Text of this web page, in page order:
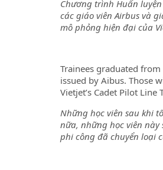
Chương trình Huấn
các giáo viên Airbus và
mô phỏng hiện đại của
Trainees graduated
issued by Aibus. Those
Vietjet’s Cadet Pilot
Những học viên sau khi
nữa, những học viên này
phi công đã chuyển loại